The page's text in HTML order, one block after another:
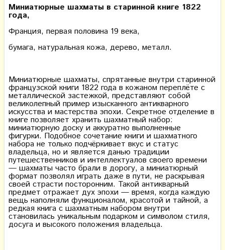
Миниатюрные шахматы в старинной книге 1822
года,
Франция, первая половина 19 века,
бумага, натуральная кожа, дерево, металл.
Миниатюрные шахматы, спрятанные внутри старинной
французской книги 1822 года в кожаном переплёте с
металлической застежкой, представляют собой
великолепный пример изысканного антикварного
искусства и мастерства эпохи. Секретное отделение в
книге позволяет хранить шахматный набор:
миниатюрную доску и аккуратно выполненные
фигурки. Подобное сочетание книги и шахматного
набора не только подчёркивает вкус и статус
владельца, но и является данью традиции
путешественников и интеллектуалов своего времени
— шахматы часто брали в дорогу, а миниатюрный
формат позволял играть даже в пути, не раскрывая
своей страсти посторонним. Такой антикварный
предмет отражает дух эпохи — время, когда каждую
вещь наполняли функционалом, красотой и тайной, а
редкая книга с шахматным набором внутри
становилась уникальным подарком и символом стиля,
досуга и высокого положения владельца.